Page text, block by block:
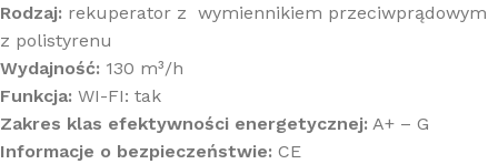
Rodzaj: rekuperator z wymiennikiem przeciwprądowym
z polistyrenu
Wydajność: 130 m³/h
Funkcja: WI-FI: tak
Zakres klas efektywności energetycznej: A+ – G
Informacje o bezpieczeństwie: CE